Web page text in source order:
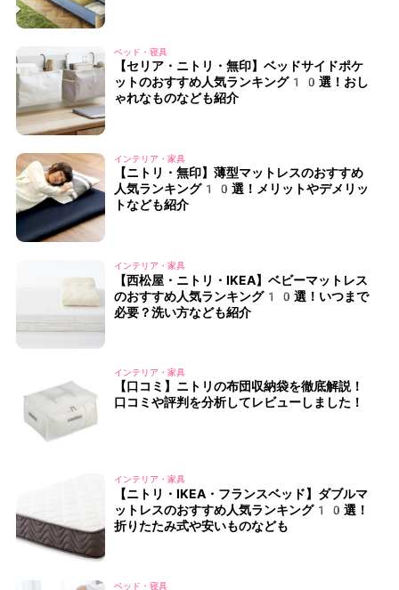
ベッド・寝具
【セリア・ニトリ・無印】ベッドサイドポケ
ットのおすすめ人気ランキング10選！おし
ゃれなものなども紹介
インテリア・家具
【ニトリ・無印】薄型マットレスのおすすめ
人気ランキング10選！メリットやデメリッ
トなども紹介
インテリア・家具
【西松屋・ニトリ・IKEA】ベビーマットレス
のおすすめ人気ランキング10選！いつまで
必要？洗い方なども紹介
インテリア・家具
【口コミ】ニトリの布団収納袋を徹底解説！
口コミや評判を分析してレビューしました！
インテリア・家具
【ニトリ・IKEA・フランスベッド】ダブルマ
ットレスのおすすめ人気ランキング10選！
折りたたみ式や安いものなども
ベッド・寝具